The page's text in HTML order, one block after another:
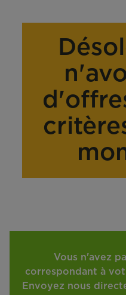
Vous n'avez
correspondant à
Envoyez nous